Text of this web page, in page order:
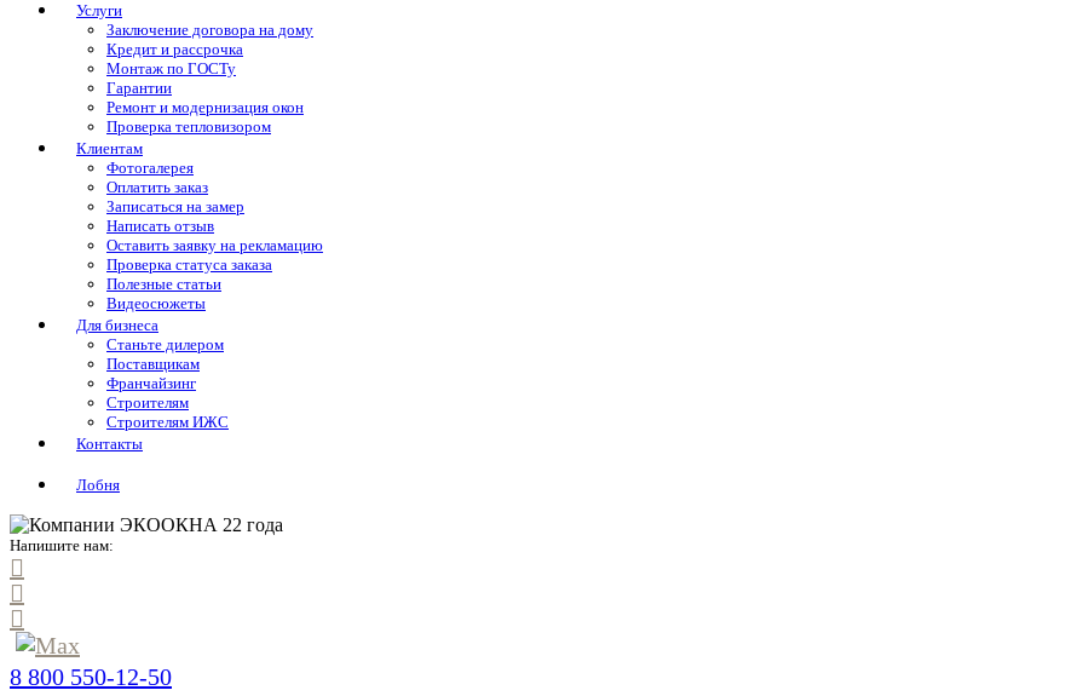
Услуги
Заключение договора на дому
Кредит и рассрочка
Монтаж по ГОСТу
Гарантии
Ремонт и модернизация окон
Проверка тепловизором
Клиентам
Фотогалерея
Оплатить заказ
Записаться на замер
Написать отзыв
Оставить заявку на рекламацию
Проверка статуса заказа
Полезные статьи
Видеосюжеты
Для бизнеса
Станьте дилером
Поставщикам
Франчайзинг
Строителям
Строителям ИЖС
Контакты
Лобня
Напишите нам:
8 800 550-12-50